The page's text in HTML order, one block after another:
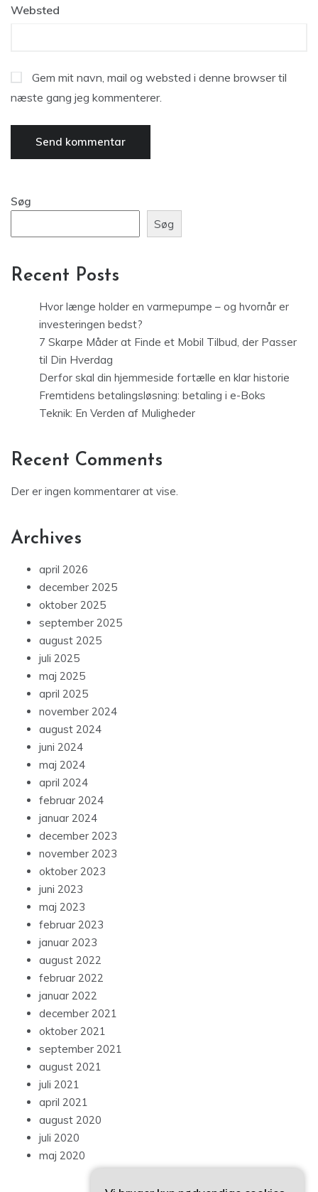
Websted
Gem mit navn, mail og websted i denne browser til
næste gang jeg kommenterer.
Søg
Søg
Recent Posts
Hvor længe holder en varmepumpe – og hvornår er
investeringen bedst?
7 Skarpe Måder at Finde et Mobil Tilbud, der Passer
til Din Hverdag
Derfor skal din hjemmeside fortælle en klar historie
Fremtidens betalingsløsning: betaling i e-Boks
Teknik: En Verden af Muligheder
Recent Comments
Der er ingen kommentarer at vise.
Archives
april 2026
december 2025
oktober 2025
september 2025
august 2025
juli 2025
maj 2025
april 2025
november 2024
august 2024
juni 2024
maj 2024
april 2024
februar 2024
januar 2024
december 2023
november 2023
oktober 2023
juni 2023
maj 2023
februar 2023
januar 2023
august 2022
februar 2022
januar 2022
december 2021
oktober 2021
september 2021
august 2021
juli 2021
april 2021
august 2020
juli 2020
maj 2020